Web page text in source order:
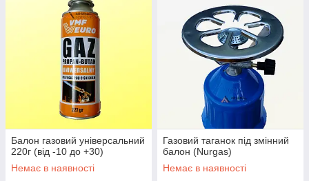
Балон газовий універсальний
220г (від -10 до +30)
Немає в наявності
Газовий таганок під змінний
балон (Nurgas)
Немає в наявності